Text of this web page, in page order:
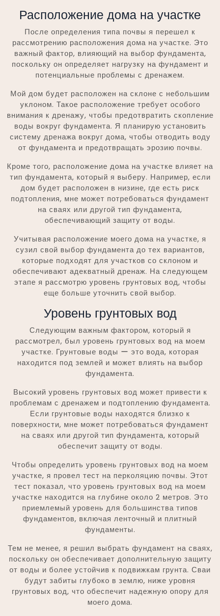
Расположение дома на участке
После определения типа почвы я перешел к
рассмотрению расположения дома на участке. Это
важный фактор, влияющий на выбор фундамента,
поскольку он определяет нагрузку на фундамент и
потенциальные проблемы с дренажем.
Мой дом будет расположен на склоне с небольшим
уклоном. Такое расположение требует особого
внимания к дренажу, чтобы предотвратить скопление
воды вокруг фундамента. Я планирую установить
систему дренажа вокруг дома, чтобы отводить воду
от фундамента и предотвращать эрозию почвы.
Кроме того, расположение дома на участке влияет на
тип фундамента, который я выберу. Например, если
дом будет расположен в низине, где есть риск
подтопления, мне может потребоваться фундамент
на сваях или другой тип фундамента,
обеспечивающий защиту от воды.
Учитывая расположение моего дома на участке, я
сузил свой выбор фундамента до тех вариантов,
которые подходят для участков со склоном и
обеспечивают адекватный дренаж. На следующем
этапе я рассмотрю уровень грунтовых вод, чтобы
еще больше уточнить свой выбор.
Уровень грунтовых вод
Следующим важным фактором, который я
рассмотрел, был уровень грунтовых вод на моем
участке. Грунтовые воды ー это вода, которая
находится под землей и может влиять на выбор
фундамента.
Высокий уровень грунтовых вод может привести к
проблемам с дренажем и подтоплению фундамента.
Если грунтовые воды находятся близко к
поверхности, мне может потребоваться фундамент
на сваях или другой тип фундамента, который
обеспечит защиту от воды.
Чтобы определить уровень грунтовых вод на моем
участке, я провел тест на перколяцию почвы. Этот
тест показал, что уровень грунтовых вод на моем
участке находится на глубине около 2 метров. Это
приемлемый уровень для большинства типов
фундаментов, включая ленточный и плитный
фундаменты.
Тем не менее, я решил выбрать фундамент на сваях,
поскольку он обеспечивает дополнительную защиту
от воды и более устойчив к подвижкам грунта. Сваи
будут забиты глубоко в землю, ниже уровня
грунтовых вод, что обеспечит надежную опору для
моего дома.